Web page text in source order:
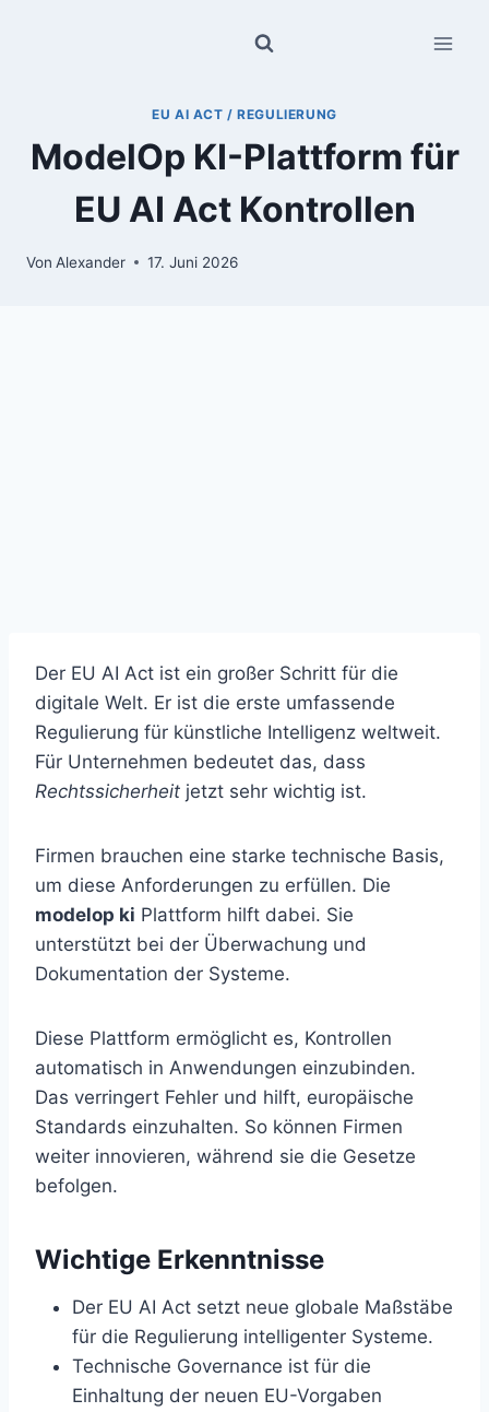
EU AI ACT / REGULIERUNG
ModelOp KI-Plattform für
EU AI Act Kontrollen
Von Alexander 17. Juni 2026
Der EU AI Act ist ein großer Schritt für die
digitale Welt. Er ist die erste umfassende
Regulierung für künstliche Intelligenz weltweit.
Für Unternehmen bedeutet das, dass
Rechtssicherheit jetzt sehr wichtig ist.
Firmen brauchen eine starke technische Basis,
um diese Anforderungen zu erfüllen. Die
modelop ki Plattform hilft dabei. Sie
unterstützt bei der Überwachung und
Dokumentation der Systeme.
Diese Plattform ermöglicht es, Kontrollen
automatisch in Anwendungen einzubinden.
Das verringert Fehler und hilft, europäische
Standards einzuhalten. So können Firmen
weiter innovieren, während sie die Gesetze
befolgen.
Wichtige Erkenntnisse
Der EU AI Act setzt neue globale Maßstäbe
für die Regulierung intelligenter Systeme.
Technische Governance ist für die
Einhaltung der neuen EU-Vorgaben